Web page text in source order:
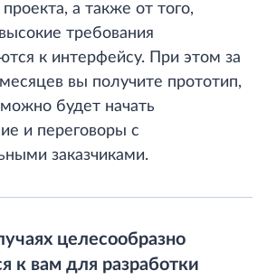
а также от того,
требования
к интерфейсу. При этом за
вы получите прототип,
будет начать
и переговоры с
заказчиками.
целесообразно
к вам для разработки